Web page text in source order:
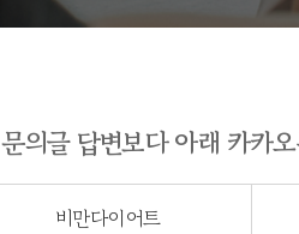
문의글 답변보다 아래 카카
비만다이어트